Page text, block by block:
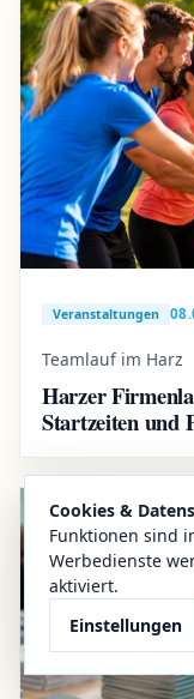
Cookies &
Funktionen sind
Werbedienste
aktiviert.
Einstellungen
Veranstaltungen
Teamlauf im Harz
Harzer
Startzeiten und